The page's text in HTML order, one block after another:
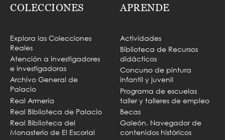
COLECCIONES
Explora las Colecciones
Reales
Atención a investigadores
e investigadoras
Archivo General de
Palacio
Real Armería
Real Biblioteca de Palacio
Real Biblioteca del
Monasterio de El Escorial
APRENDE
Actividades
Biblioteca de Recursos
didácticos
Concurso de pintura
infantil y juvenil
Programa de escuelas
taller y talleres de empleo
Becas
Galeón. Navegador de
contenidos históricos